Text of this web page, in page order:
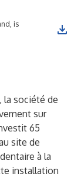
is
la société de
sur
65
site de
à la
installation